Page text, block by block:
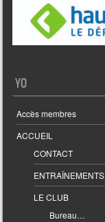
YO
Accès membres
ACCUEIL
CONTACT
ENTRAÎNEMENTS
LE CLUB
Bureau…